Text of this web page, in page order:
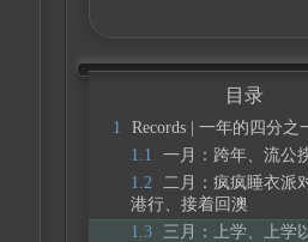
目录
1
Records | 一年的四分之
1.1
一月：跨年、流公
1.2
二月：疯疯睡衣派
港行、接着回澳
1.3 三月：上学、上学